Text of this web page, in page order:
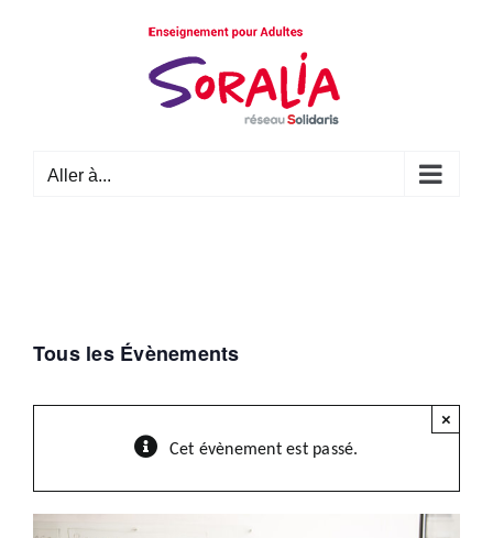
Aller à...
Tous les Évènements
Cet évènement est passé.
×